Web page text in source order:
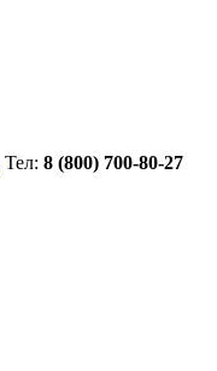
Тел: 8 (800) 700-80-27